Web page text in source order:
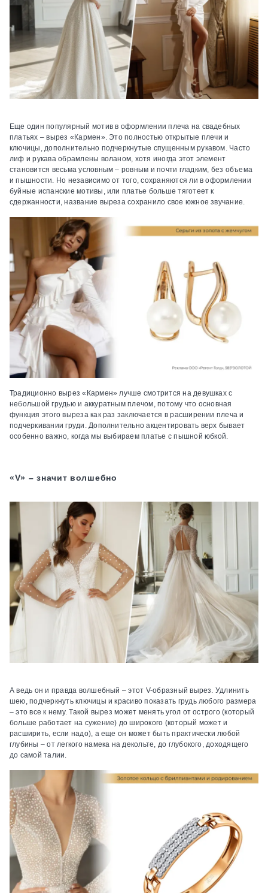
Еще один популярный мотив в оформлении плеча на свадебных
платьях – вырез «Кармен». Это полностью открытые плечи и
ключицы, дополнительно подчеркнутые спущенным рукавом. Часто
лиф и рукава обрамлены воланом, хотя иногда этот элемент
становится весьма условным – ровным и почти гладким, без объема
и пышности. Но независимо от того, сохраняются ли в оформлении
буйные испанские мотивы, или платье больше тяготеет к
сдержанности, название выреза сохранило свое южное звучание.
Традиционно вырез «Кармен» лучше смотрится на девушках с
небольшой грудью и аккуратным плечом, потому что основная
функция этого выреза как раз заключается в расширении плеча и
подчеркивании груди. Дополнительно акцентировать верх бывает
особенно важно, когда мы выбираем платье с пышной юбкой.
«V» – значит волшебно
А ведь он и правда волшебный – этот V-образный вырез. Удлинить
шею, подчеркнуть ключицы и красиво показать грудь любого размера
– это все к нему. Такой вырез может менять угол от острого (который
больше работает на сужение) до широкого (который может и
расширить, если надо), а еще он может быть практически любой
глубины – от легкого намека на декольте, до глубокого, доходящего
до самой талии.